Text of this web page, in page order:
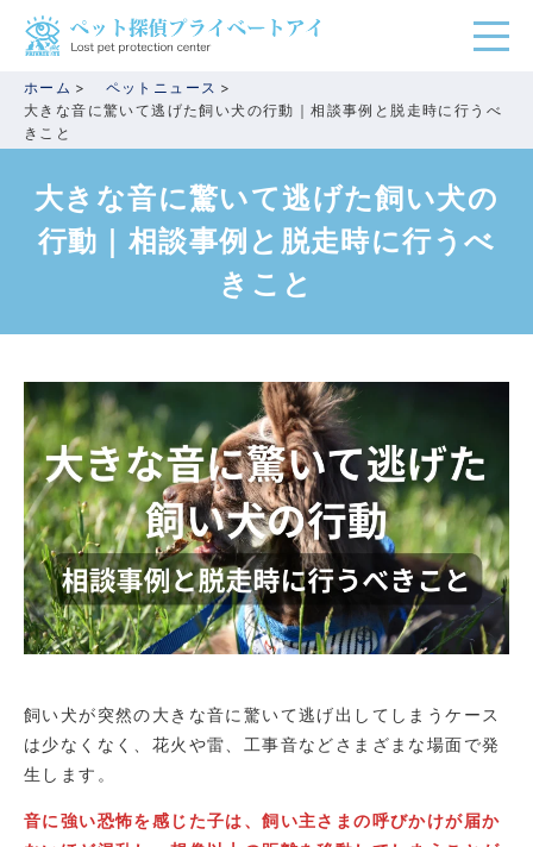
ホーム
ペットニュース
大きな音に驚いて逃げた飼い犬の行動｜相談事例と脱走時に行うべ
きこと
大きな音に驚いて逃げた飼い犬の
行動｜相談事例と脱走時に行うべ
きこと
飼い犬が突然の大きな音に驚いて逃げ出してしまうケース
は少なくなく、花火や雷、工事音などさまざまな場面で発
生します。
音に強い恐怖を感じた子は、飼い主さまの呼びかけが届か